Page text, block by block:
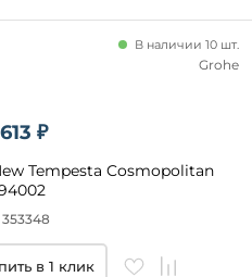
₽
Tempesta Cosmopolitan
В наличии 10 шт.
Grohe
в 1 клик